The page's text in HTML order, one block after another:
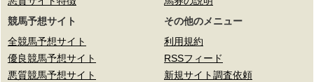
競馬予想サイト
全競馬予想サイト
優良競馬予想サイト
悪質競馬予想サイト
その他のメニュー
利用規約
RSSフィード
新規サイト調査依頼